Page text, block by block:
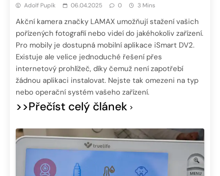
Adolf Pupík 06.04.2025 0 3 Mins
Akční kamera značky LAMAX umožňují stažení vašich
pořízených fotografií nebo videí do jakéhokoliv zařízení.
Pro mobily je dostupná mobilní aplikace iSmart DV2.
Existuje ale velice jednoduché řešení přes
internetový prohlížeč, díky čemuž není zapotřebí
žádnou aplikaci instalovat. Nejste tak omezeni na typ
nebo operační systém vašeho zařízení.
>>Přečíst celý článek